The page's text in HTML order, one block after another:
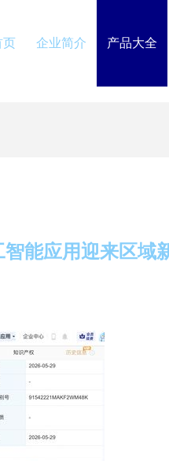
页 企业简介 产品大全
能应用迎来区域